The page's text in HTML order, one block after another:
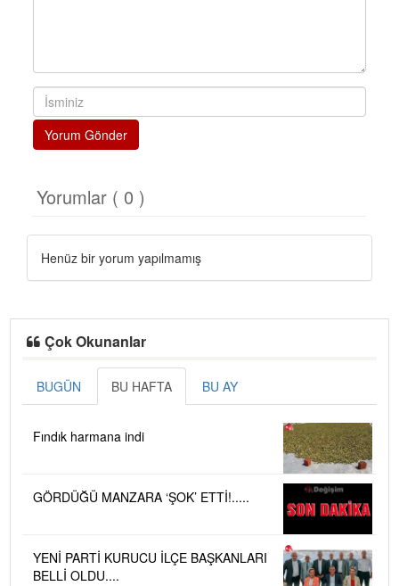
Yorum Gönder
Yorumlar ( 0 )
Henüz bir yorum yapılmamış
Çok Okunanlar
BUGÜN BU HAFTA BU AY
Fındık harmana indi
GÖRDÜĞÜ MANZARA ‘ŞOK’ ETTİ!.....
YENİ PARTİ KURUCU İLÇE BAŞKANLARI
BELLİ OLDU....